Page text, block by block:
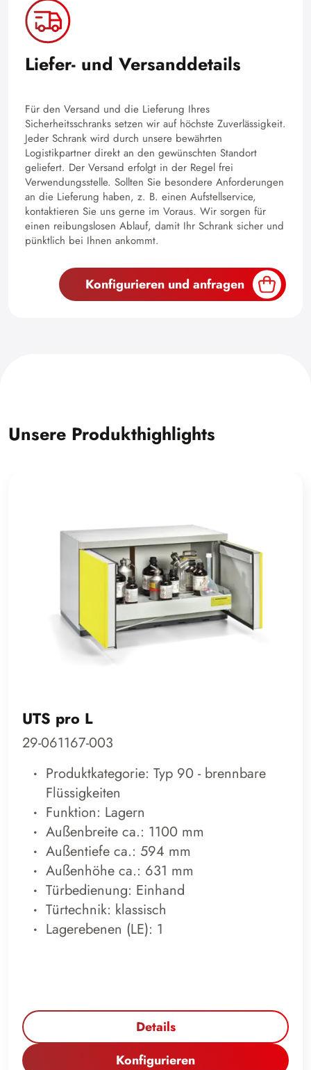
Liefer- und Versanddetails
Für den Versand und die Lieferung Ihres
Sicherheitsschranks setzen wir auf höchste Zuverlässigkeit.
Jeder Schrank wird durch unsere bewährten
Logistikpartner direkt an den gewünschten Standort
geliefert. Der Versand erfolgt in der Regel frei
Verwendungsstelle. Sollten Sie besondere Anforderungen
an die Lieferung haben, z. B. einen Aufstellservice,
kontaktieren Sie uns gerne im Voraus. Wir sorgen für
einen reibungslosen Ablauf, damit Ihr Schrank sicher und
pünktlich bei Ihnen ankommt.
Konfigurieren und anfragen
Unsere Produkthighlights
UTS pro L
29-061167-003
Produktkategorie: Typ 90 - brennbare
Flüssigkeiten
Funktion: Lagern
Außenbreite ca.: 1100 mm
Außentiefe ca.: 594 mm
Außenhöhe ca.: 631 mm
Türbedienung: Einhand
Türtechnik: klassisch
Lagerebenen (LE): 1
Details
Konfigurieren